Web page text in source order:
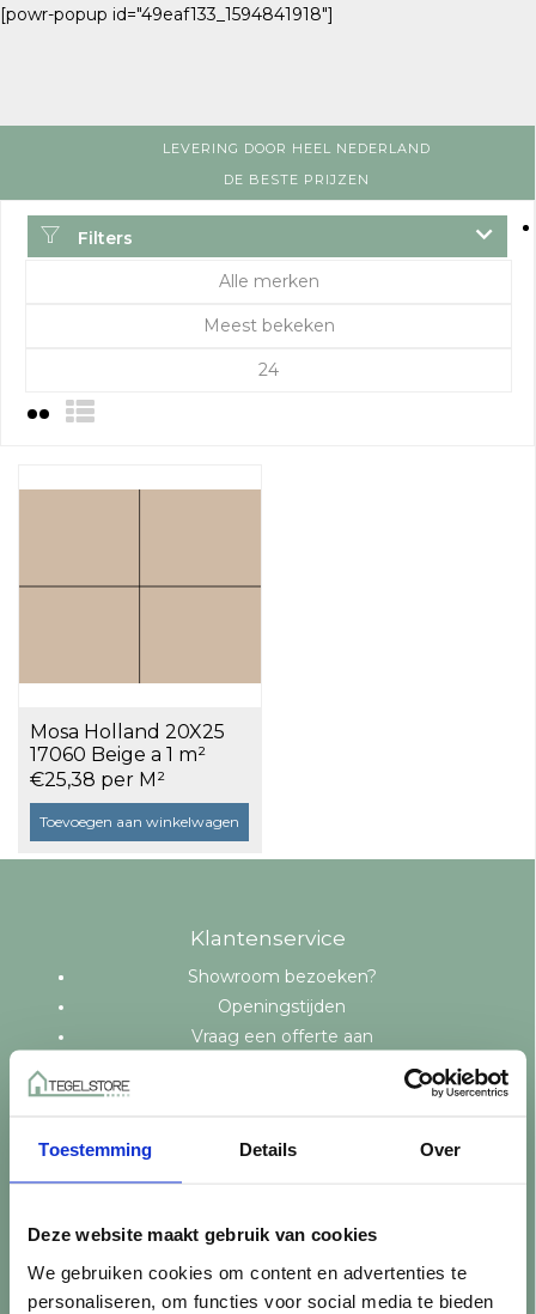
Toestemming Details Over
Deze website maakt gebruik van cookies
We gebruiken cookies om content en advertenties te
personaliseren, om functies voor social media te bieden
[powr-popup id="49eaf133_1594841918"]
LEVERING DOOR HEEL NEDERLAND
DE BESTE PRIJZEN
Filters
Alle merken
Meest bekeken
24
Mosa Holland 20X25
17060 Beige a 1 m²
€25,38 per M²
Toevoegen aan winkelwagen
Klantenservice
Showroom bezoeken?
Openingstijden
Vraag een offerte aan
Controle vóór verwerking
Garantie & klachten
Mix & Match
Klantenservice